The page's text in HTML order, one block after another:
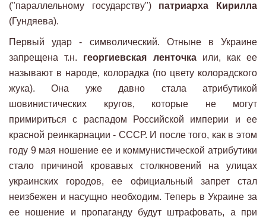
("параллельному государству") патриарха Кирилла
(Гундяева).
Первый удар - символический. Отныне в Украине
запрещена т.н. георгиевская ленточкаили, как ее
называют в народе, колорадка (по цвету колорадского
жука). Она уже давно стала атрибутикой
шовинистических кругов, которые не могут
примириться с распадом Российской империи и ее
красной реинкарнации - СССР. И после того, как в этом
году 9 мая ношение ее и коммунистической атрибутики
стало причиной кровавых столкновений на улицах
украинских городов, ее официальный запрет стал
неизбежен и насущно необходим. Теперь в Украине за
ее ношение и пропаганду будут штрафовать, а при